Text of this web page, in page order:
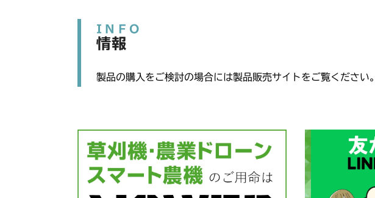
INFO
情報
製品の購入をご検討の場合には製品販売サイトをご覧ください。